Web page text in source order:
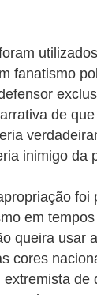
fanatismo
de
inimigo da
foi
em
queira usar
cores
de